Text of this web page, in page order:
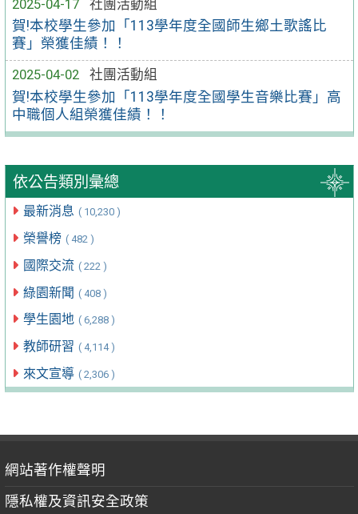
2025-04-17
社團活動組
賀!本校學生參加「113學年度全國師生鄉土歌謠比
賽」榮獲佳績！！
2025-04-02
社團活動組
賀!本校學生參加「113學年度全國學生音樂比賽」高
中職個人組榮獲佳績！！
依公告類別彙總
最新消息 ( 10,230 )
榮譽榜 ( 482 )
國際交流 ( 222 )
綠園新聞 ( 408 )
學生園地 ( 6,288 )
教師研習 ( 4,114 )
來文宣導 ( 2,306 )
網站著作權聲明
隱私權及資訊安全政策